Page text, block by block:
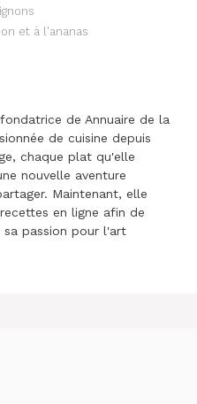
et à l'ananas
de Annuaire de la
de cuisine depuis
chaque plat qu'elle
nouvelle aventure
Maintenant, elle
en ligne afin de
passion pour l'art